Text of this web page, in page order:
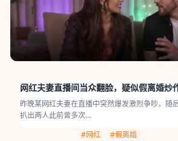
网红夫妻直播间当众翻脸，疑似假离婚炒
昨晚某网红夫妻在直播中突然爆发激烈争吵，随
扒出两人此前曾多次...
#网红
#假离婚